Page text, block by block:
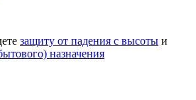
защиту от падения с высоты и
назначения